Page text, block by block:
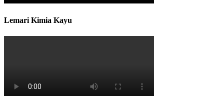
Lemari Kimia Kayu